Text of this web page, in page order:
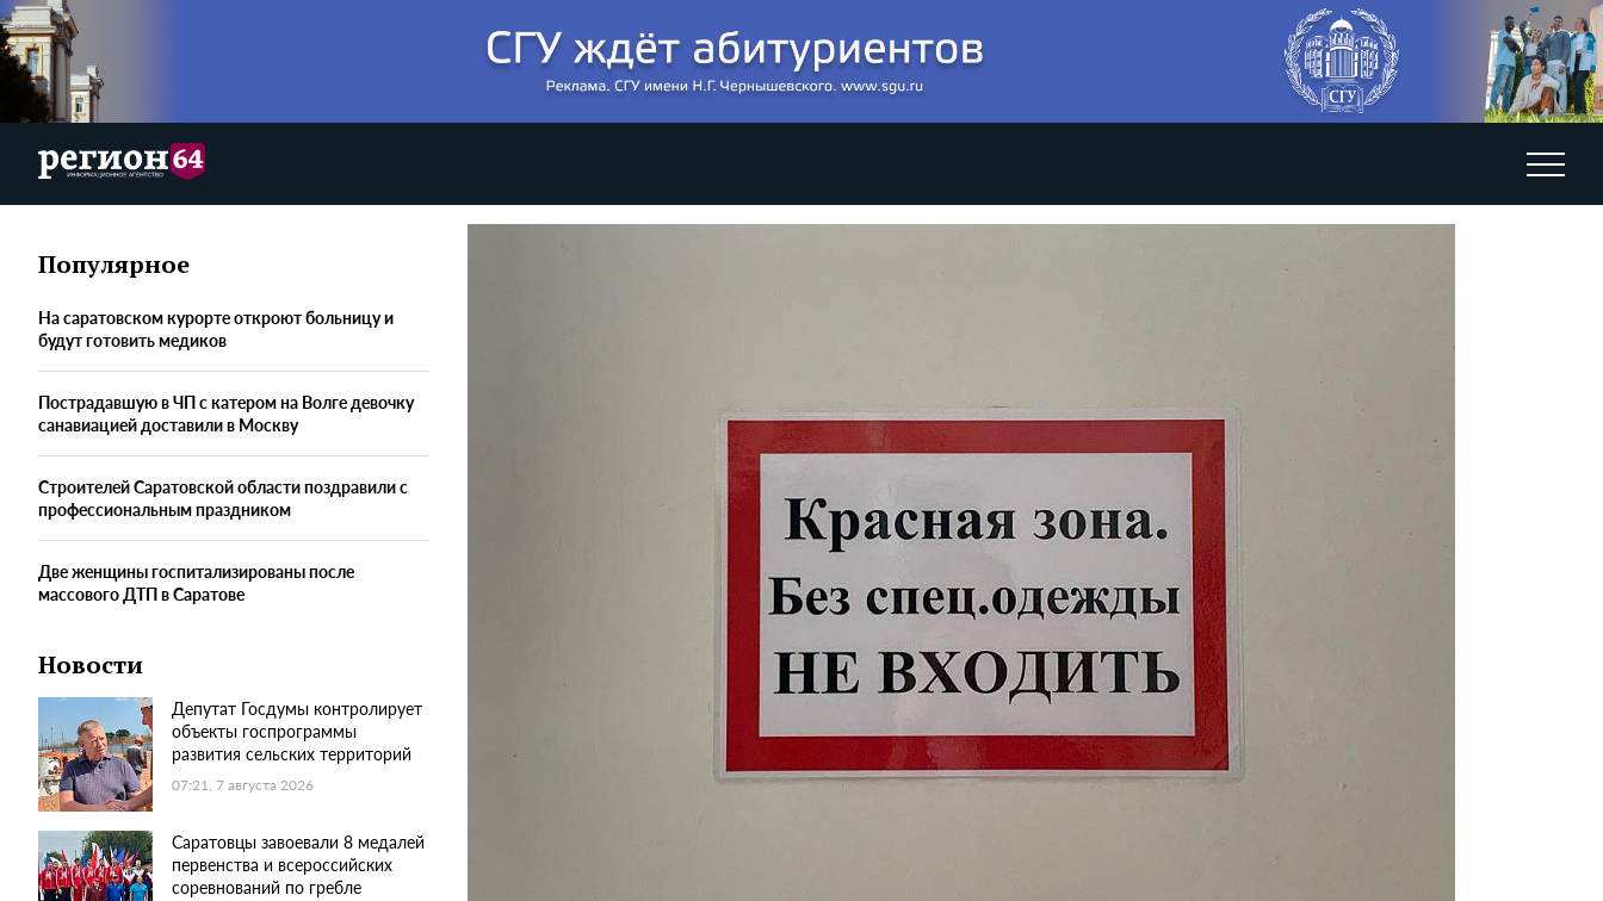
Популярное
На саратовском курорте откроют больницу и
будут готовить медиков
Пострадавшую в ЧП с катером на Волге девочку
санавиацией доставили в Москву
Строителей Саратовской области поздравили с
профессиональным праздником
Две женщины госпитализированы после
массового ДТП в Саратове
Новости
Депутат Госдумы контролирует
объекты госпрограммы
развития сельских территорий
07:21, 7 августа 2026
Саратовцы завоевали 8 медалей
первенства и всероссийских
соревнований по гребле